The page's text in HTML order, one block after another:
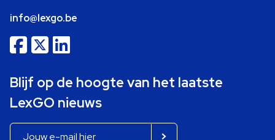
info@lexgo.be
Blijf op de hoogte van het laatste
LexGO nieuws